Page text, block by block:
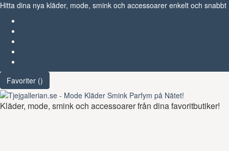
Hitta dina nya kläder, mode, smink och accessoarer enkelt och snabbt
Favoriter ()
Kläder, mode, smink och accessoarer från dina favoritbutiker!